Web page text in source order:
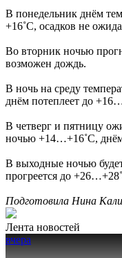
В понедельник днём
+16˚С, осадков не
Во вторник ночью
возможен дождь.
В ночь на среду
днём потеплеет до
В четверг и пятницу
ночью +14…+16˚С,
В выходные ночью
прогреется до
Подготовила Нина
Лента новостей
вчера